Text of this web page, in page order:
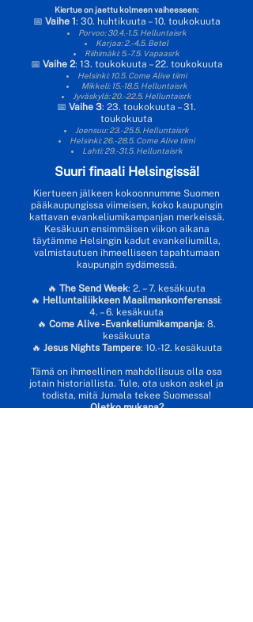
Kiertue on jaettu kolmeen vaiheeseen:
📅 Vaihe 1: 30. huhtikuuta – 10. toukokuuta
Porvoo: 30.4.-1.5. Helluntaisrk
Karjaa: 2.-4.5. Betel
Riihimäki: 5.-7.5. Vapaasrk
📅 Vaihe 2: 13. toukokuuta – 22. toukokuuta
Helsinki: 10.5. Come Alive tiimi
Mikkeli: 15.-18.5. Helluntaisrk
Jyväskylä: 20.-22.5. Helluntaisrk
📅 Vaihe 3: 23. toukokuuta – 31.
toukokuuta
Joensuu: 23.-25.5. Helluntaisrk
Helsinki: 26.-28.5. Come Alive tiimi
Lahti: 29.-31.5. Helluntaisrk
Suuri finaali Helsingissä!
Kiertueen jälkeen kokoonnumme Suomen
pääkaupungissa viimeisen, koko kaupungin
kattavan evankeliumikampanjan merkeissä.
Kesäkuun ensimmäisen viikon aikana
täytämme Helsingin kadut evankeliumilla,
valmistautuen ihmeelliseen tapahtumaan
kaupungin sydämessä.
🔥 The Send Week: 2. – 7. kesäkuuta
🔥 Helluntailiikkeen Maailmankonferenssi:
4. – 6. kesäkuuta
🔥 Come Alive -Evankeliumikampanja: 8.
kesäkuuta
🔥 Jesus Nights Tampere: 10.-12. kesäkuuta
Tämä on ihmeellinen mahdollisuus olla osa
jotain historiallista. Tule, ota uskon askel ja
todista, mitä Jumala tekee Suomessa!
Oletko mukana?